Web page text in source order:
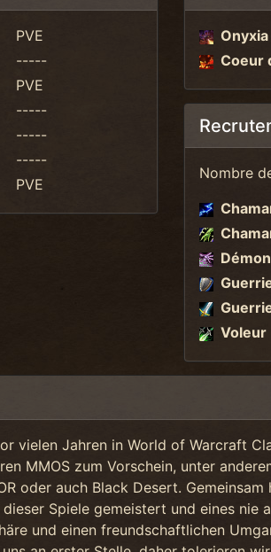
PVE
-----
PVE
-----
-----
-----
PVE
Onyxia
Coeur
Nombre
Voleur
vielen Jahren in World of Warcraft
MMOS zum Vorschein, unter
oder auch Black Desert.
Spiele gemeistert und eines nie
und einen freundschaftlichen